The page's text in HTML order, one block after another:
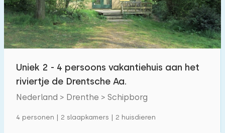
1 2 3 4 5
Afstanden
Vanaf Schipborg(max. aantal km):
Tot zee(max. aantal km):
Uniek 2 - 4 persoons vakantiehuis aan het
riviertje de Drentsche Aa.
Nederland > Drenthe > Schipborg
4 personen | 2 slaapkamers | 2 huisdieren